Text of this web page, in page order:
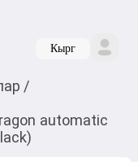
Кырг
/
automatic